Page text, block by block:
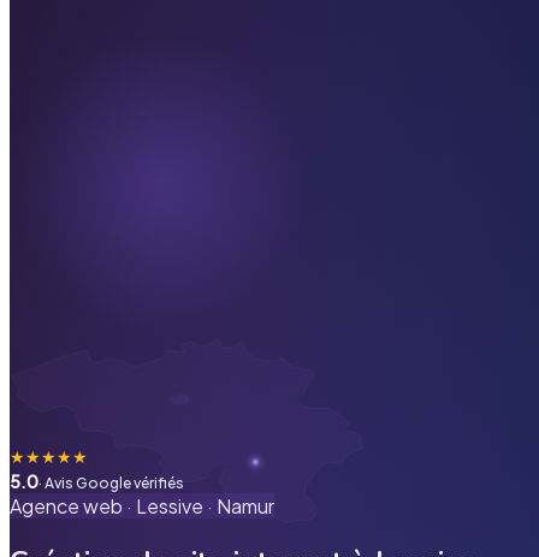
★★★★★
5.0· Avis Google vérifiés
Agence web · Lessive · Namur